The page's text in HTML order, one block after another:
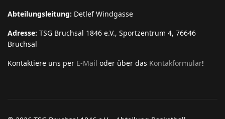
Abteilungsleitung: Detlef Windgasse
Adresse: TSG Bruchsal 1846 e.V., Sportzentrum 4, 76646
Bruchsal
Kontaktiere uns per E-Mail oder über das Kontakformular!